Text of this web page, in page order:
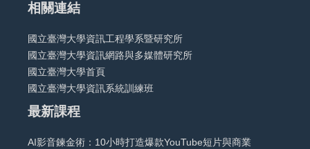
相關連結
國立臺灣大學資訊工程學系暨研究所
國立臺灣大學資訊網路與多媒體研究所
國立臺灣大學首頁
國立臺灣大學資訊系統訓練班
最新課程
AI影音鍊金術：10小時打造爆款YouTube短片與商業